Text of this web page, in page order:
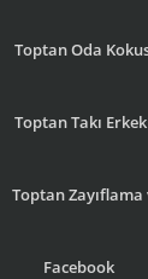
Toptan Oda
Toptan Takı
Toptan
Facebook